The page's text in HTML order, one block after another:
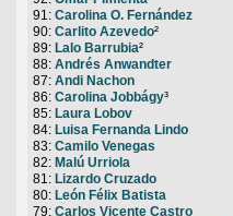
91: Carolina O. Fernández
90: Carlito Azevedo²
89: Lalo Barrubia²
88: Andrés Anwandter
87: Andi Nachon
86: Carolina Jobbágy³
85: Laura Lobov
84: Luisa Fernanda Lindo
83: Camilo Venegas
82: Malú Urriola
81: Lizardo Cruzado
80: León Félix Batista
79: Carlos Vicente Castro